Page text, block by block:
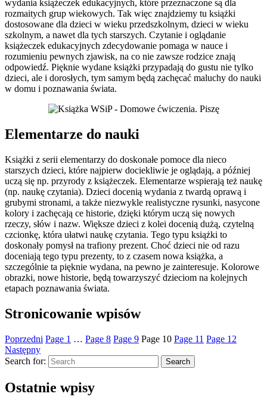
wydania książeczek edukacyjnych, które przeznaczone są dla
rozmaitych grup wiekowych. Tak więc znajdziemy tu książki
dostosowane dla dzieci w wieku przedszkolnym, dzieci w wieku
szkolnym, a nawet dla tych starszych. Czytanie i oglądanie
książeczek edukacyjnych zdecydowanie pomaga w nauce i
rozumieniu pewnych zjawisk, na co nie zawsze rodzice znają
odpowiedź. Pięknie wydane książki przypadają do gustu nie tylko
dzieci, ale i dorosłych, tym samym będą zachęcać maluchy do nauki
w domu i poznawania świata.
Elementarze do nauki
Książki z serii elementarzy do doskonałe pomoce dla nieco
starszych dzieci, które najpierw dociekliwie je oglądają, a później
uczą się np. przyrody z książeczek. Elementarze wspierają też naukę
(np. naukę czytania). Dzieci docenią wydania z twardą oprawą i
grubymi stronami, a także niezwykle realistyczne rysunki, nasycone
kolory i zachęcają ce historie, dzięki którym uczą się nowych
rzeczy, słów i nazw. Większe dzieci z kolei docenią dużą, czytelną
czcionkę, która ułatwi naukę czytania. Tego typu książki to
doskonały pomysł na trafiony prezent. Choć dzieci nie od razu
doceniają tego typu prezenty, to z czasem nowa książka, a
szczególnie ta pięknie wydana, na pewno je zainteresuje. Kolorowe
obrazki, nowe historie, będą towarzyszyć dzieciom na kolejnych
etapach poznawania świata.
Stronicowanie wpisów
Poprzedni Page 1 … Page 8 Page 9 Page 10 Page 11 Page 12
Następny
Search for:
Search
Ostatnie wpisy